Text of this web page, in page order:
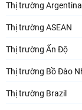
Thị trường Argentina
Thị trường ASEAN
Thị trường Ấn Độ
Thị trường Bồ Đào
Thị trường Brazil